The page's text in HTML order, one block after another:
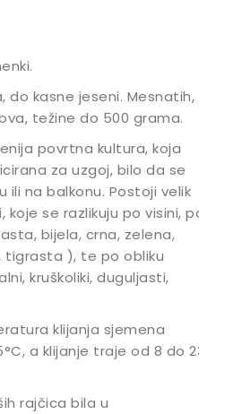
do kasne jeseni. Mesnatih,
težine do 500 grama.
povrtna kultura, koja
za uzgoj, bilo da se
ili na balkonu. Postoji velik
se razlikuju po visini, po
bijela, crna, zelena,
tigrasta ), te po obliku
kruškoliki, duguljasti,
klijanja sjemena
a klijanje traje od 8 do 23
rajčica bila u